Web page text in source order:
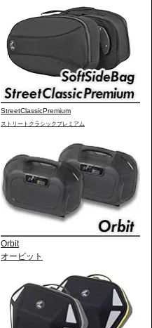
StreetClassicPremium
ストリートクラシックプレミアム
Orbit
オービット